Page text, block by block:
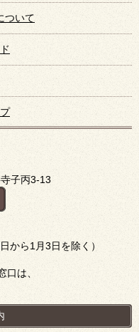
ついて
子丙3-13
から1月3日を除く）
は、